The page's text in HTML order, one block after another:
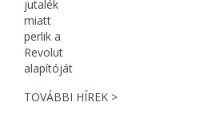
TOVÁBBI HÍREK >